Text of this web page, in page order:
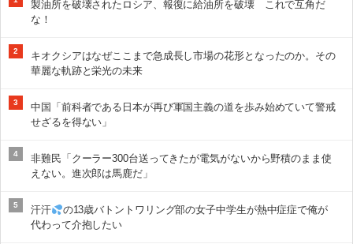
製油所を破壊されたロシア、報復に給油所を破壊 これで互角だ
な！
2
キオクシアはなぜここまで急成長し市場の花形となったのか。その
華麗な軌跡と栄光の未来
3
中国「前科者である日本が再び軍国主義の道を歩み始めていて警戒
せざるを得ない」
4
非難民「クーラー300台送ってきたが電気がないから野積のまま使
えない。進次郎は馬鹿だ」
5 汗汗
の13歳バトントワリング部の女子中学生が熱中症症で俺が
代わって介抱したい